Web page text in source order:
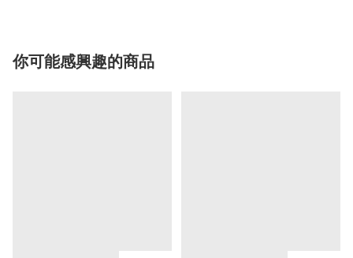
你可能感興趣的商品